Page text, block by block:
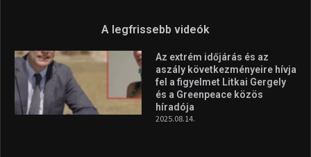
A legfrissebb videók
Az extrém időjárás és az
aszály következményeire hívja
fel a figyelmet Litkai Gergely
és a Greenpeace közös
híradója
2025.08.14.